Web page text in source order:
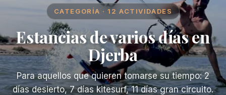
CATEGORÍA · 12 ACTIVIDADES
Estancias de varios días en
Djerba
Para aquellos que quieren tomarse su tiempo: 2
días desierto, 7 días kitesurf, 11 días gran circuito.